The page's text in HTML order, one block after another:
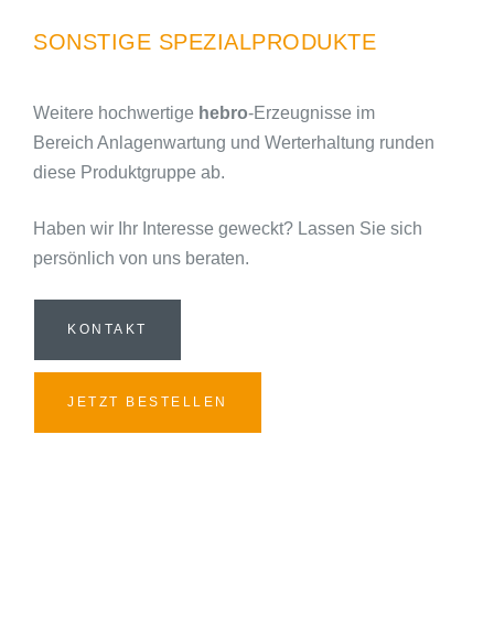
SONSTIGE SPEZIALPRODUKTE
Weitere hochwertige hebro-Erzeugnisse im
Bereich Anlagenwartung und Werterhaltung runden
diese Produktgruppe ab.
Haben wir Ihr Interesse geweckt? Lassen Sie sich
persönlich von uns beraten.
KONTAKT
JETZT BESTELLEN